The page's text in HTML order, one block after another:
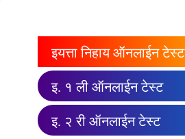
इयत्ता निहाय ऑनलाईन टेस्ट
इ. १ ली ऑनलाईन टेस्ट
इ. २ री ऑनलाईन टेस्ट